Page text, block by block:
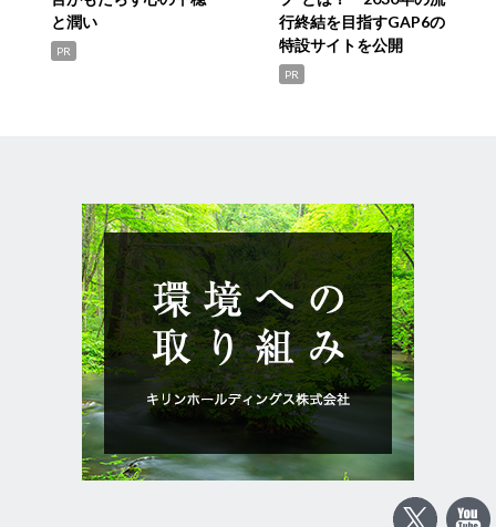
と潤い
PR
行終結を目指すGAP6の
特設サイトを公開
PR